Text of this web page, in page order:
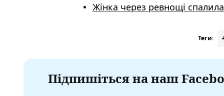
Жінка через ревнощі
Теги:
Підпишіться на наш